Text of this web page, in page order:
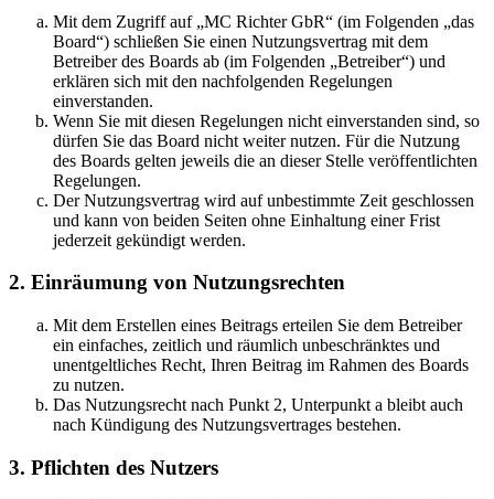
Mit dem Zugriff auf „MC Richter GbR“ (im Folgenden „das
Board“) schließen Sie einen Nutzungsvertrag mit dem
Betreiber des Boards ab (im Folgenden „Betreiber“) und
erklären sich mit den nachfolgenden Regelungen
einverstanden.
Wenn Sie mit diesen Regelungen nicht einverstanden sind, so
dürfen Sie das Board nicht weiter nutzen. Für die Nutzung
des Boards gelten jeweils die an dieser Stelle veröffentlichten
Regelungen.
Der Nutzungsvertrag wird auf unbestimmte Zeit geschlossen
und kann von beiden Seiten ohne Einhaltung einer Frist
jederzeit gekündigt werden.
2. Einräumung von Nutzungsrechten
Mit dem Erstellen eines Beitrags erteilen Sie dem Betreiber
ein einfaches, zeitlich und räumlich unbeschränktes und
unentgeltliches Recht, Ihren Beitrag im Rahmen des Boards
zu nutzen.
Das Nutzungsrecht nach Punkt 2, Unterpunkt a bleibt auch
nach Kündigung des Nutzungsvertrages bestehen.
3. Pflichten des Nutzers